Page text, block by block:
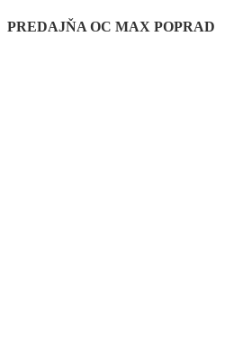
PREDAJŇA OC MAX POPRAD